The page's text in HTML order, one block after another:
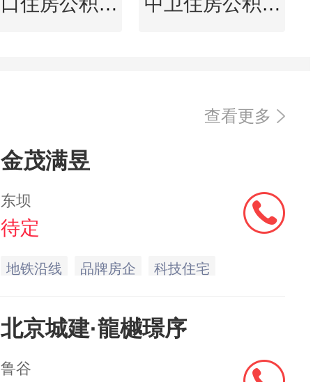
查看更多
金茂满昱
东坝
待定
地铁沿线 品牌房企 科技住宅
北京城建·龍樾璟序
鲁谷